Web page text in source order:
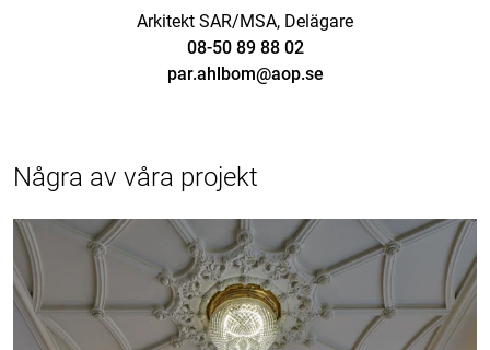
Arkitekt SAR/MSA, Delägare
08-50 89 88 02
par.ahlbom@aop.se
Några av våra projekt